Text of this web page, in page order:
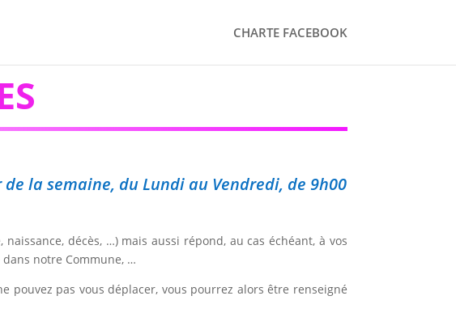
CHARTE FACEBOOK
la semaine, du Lundi au Vendredi, de 9h00
décès, …) mais aussi répond, au cas échéant, à vos
notre Commune, …
pouvez pas vous déplacer, vous pourrez alors être renseigné